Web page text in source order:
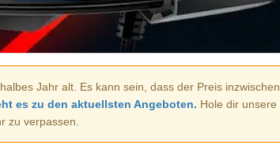
Jahr alt. Es kann sein, dass der Preis inzwischen
es zu den aktuellsten Angeboten. Hole dir unsere
zu verpassen.